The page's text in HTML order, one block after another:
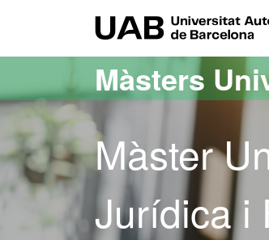
Màsters
Màster
Jurídica i